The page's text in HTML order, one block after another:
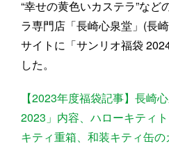
“幸せの黄色いカステラ”など
ラ専門店「長崎心泉堂」(長
サイトに「サンリオ福袋
した。
【2023年度福袋記事】長崎
2023」内容、ハローキティ
キティ重箱、和装キティ缶